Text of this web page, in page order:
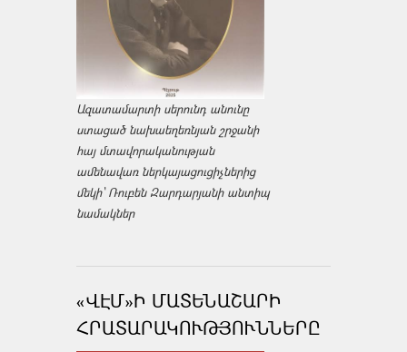
Ազատամարտի սերունդ անունը
ստացած նախաեղեռնյան շրջանի
հայ մտավորականության
ամենավառ ներկայացուցիչներից
մեկի՝ Ռուբեն Զարդարյանի անտիպ
նամակներ
«ՎԷՄ»Ի ՄԱՏԵՆԱՇԱՐԻ
ՀՐԱՏԱՐԱԿՈՒԹՅՈՒՆՆԵՐԸ